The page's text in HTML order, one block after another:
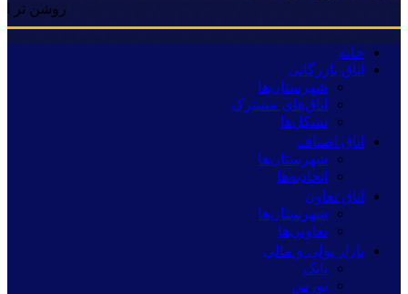
روشن تر از خبر
خانه
اتاق بازرگانی
شهرستان‌ها
اتاق‌های مشترک
تشکل‌ها
اتاق اصناف
شهرستان‌ها
اتحادیه‌ها
اتاق تعاون
شهرستان‌ها
تعاونی‌ها
بازار پولی و مالی
بانک
بورس